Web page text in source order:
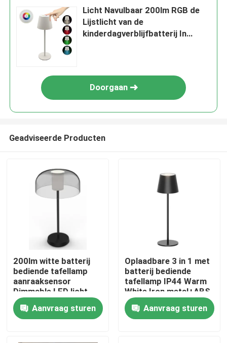
Huis
Producten
Video's
Licht Navulbaar 200lm RGB de
Lijstlicht van de
kinderdagverblijfbatterij In
Doorgaan
Geadviseerde Producten
200lm witte batterij
bediende tafellamp
aanraaksensor
Dimmable LED licht
20000 uur levensduur
Aanvraag sturen
Oplaadbare 3 in 1 met
batterij bediende
tafellamp IP44 Warm
White Iron metal+ABS
150lm
Aanvraag sturen